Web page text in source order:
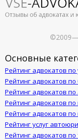
Основные
Рейтинг адвокатов
Рейтинг адвокатов по
Рейтинг адвокатов
Рейтинг адвокатов
Рейтинг адвокатов
Рейтинг услуг
Рейтинг адвокатов